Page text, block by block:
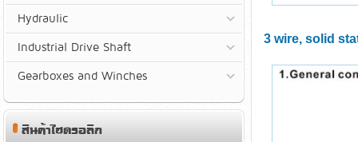
3 wire, solid
Hydraulic
Industrial Drive Shaft
Gearboxes and Winches
สินค้าไฮดรอลิก